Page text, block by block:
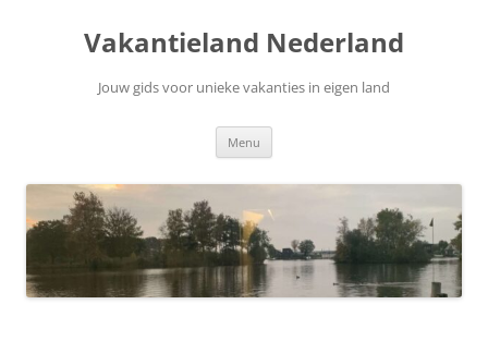
Vakantieland Nederland
Jouw gids voor unieke vakanties in eigen land
Menu